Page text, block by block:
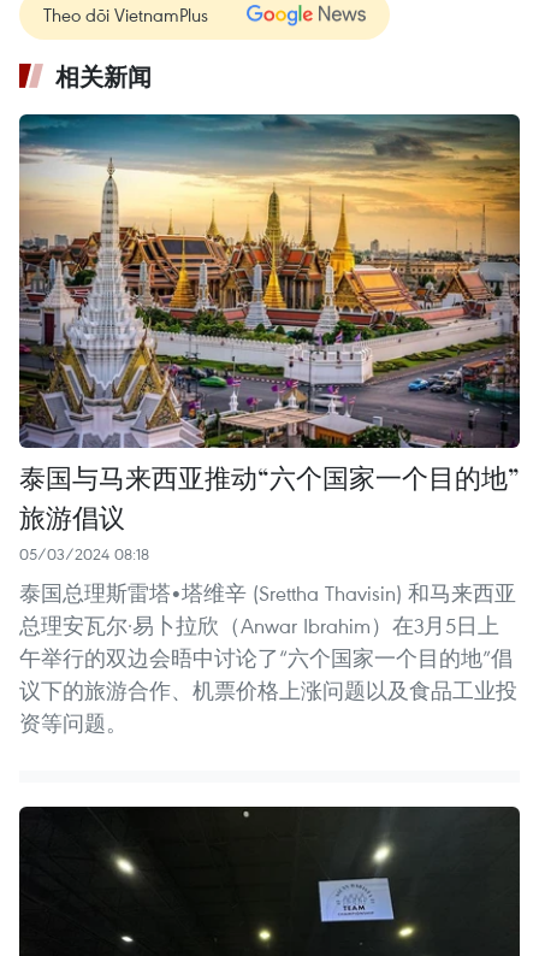
Theo dõi VietnamPlus
相关新闻
泰国与马来西亚推动“六个国家一个目的地”
旅游倡议
05/03/2024 08:18
泰国总理斯雷塔•塔维辛 (Srettha Thavisin) 和马来西亚
总理安瓦尔·易卜拉欣（Anwar Ibrahim）在3月5日上
午举行的双边会晤中讨论了“六个国家一个目的地”倡
议下的旅游合作、机票价格上涨问题以及食品工业投
资等问题。